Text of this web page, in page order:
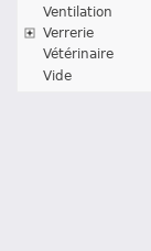
Ventilation
Verrerie
Vétérinaire
Vide